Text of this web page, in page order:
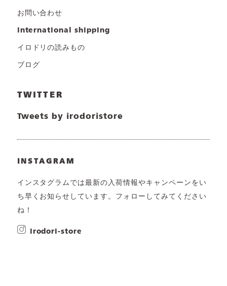
お問い合わせ
international shipping
イロドリの読みもの
ブログ
TWITTER
Tweets by irodoristore
INSTAGRAM
インスタグラムでは最新の入荷情報やキャンペーンをい
ち早くお知らせしています。フォローしてみてください
ね！
irodori-store